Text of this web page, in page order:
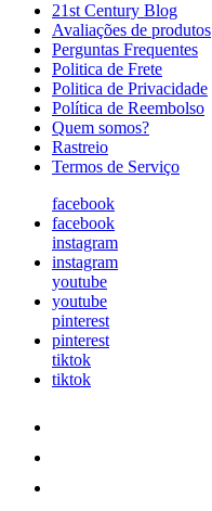
21st Century Blog
Avaliações de produtos
Perguntas Frequentes
Politica de Frete
Politica de Privacidade
Política de Reembolso
Quem somos?
Rastreio
Termos de Serviço
facebook
facebook
instagram
instagram
youtube
youtube
pinterest
pinterest
tiktok
tiktok